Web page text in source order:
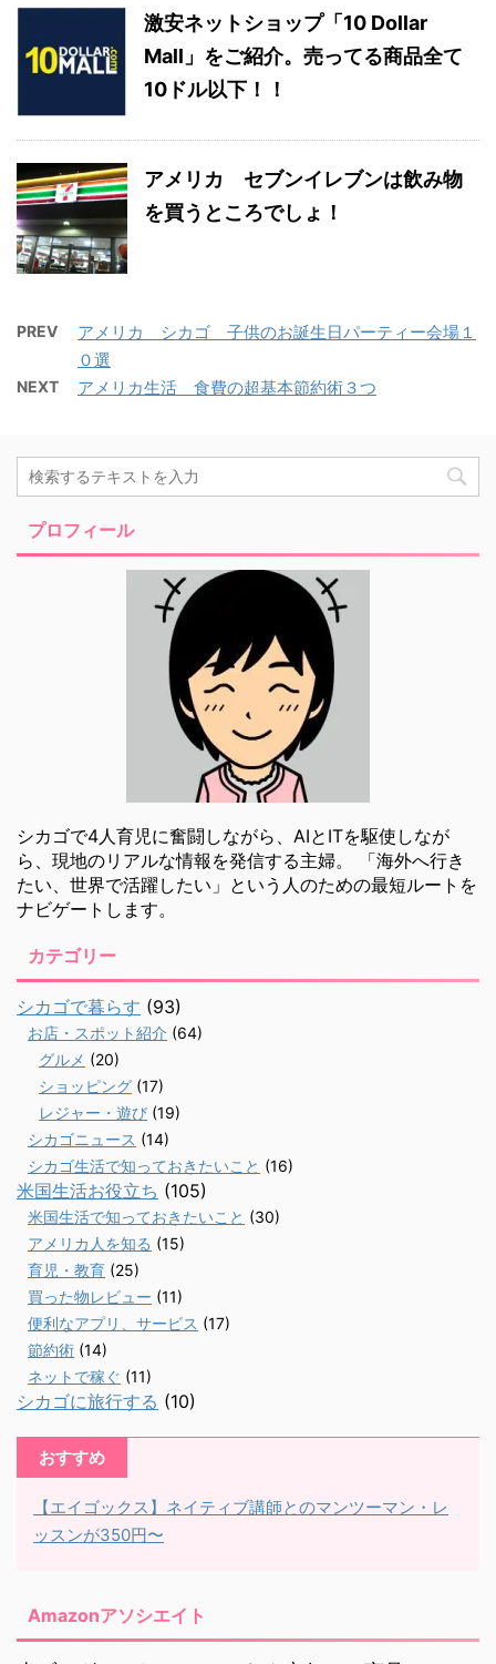
激安ネットショップ「10 Dollar
Mall」をご紹介。売ってる商品全て
10ドル以下！！
アメリカ セブンイレブンは飲み物
を買うところでしょ！
PREV
アメリカ シカゴ 子供のお誕生日パーティー会場１
０選
NEXT アメリカ生活 食費の超基本節約術３つ
プロフィール
シカゴで4人育児に奮闘しながら、AIとITを駆使しなが
ら、現地のリアルな情報を発信する主婦。 「海外へ行き
たい、世界で活躍したい」という人のための最短ルートを
ナビゲートします。
カテゴリー
シカゴで暮らす (93)
お店・スポット紹介 (64)
グルメ (20)
ショッピング (17)
レジャー・遊び (19)
シカゴニュース (14)
シカゴ生活で知っておきたいこと (16)
米国生活お役立ち (105)
米国生活で知っておきたいこと (30)
アメリカ人を知る (15)
育児・教育 (25)
買った物レビュー (11)
便利なアプリ、サービス (17)
節約術 (14)
ネットで稼ぐ (11)
シカゴに旅行する (10)
おすすめ
【エイゴックス】ネイティブ講師とのマンツーマン・レ
ッスンが350円〜
Amazonアソシエイト